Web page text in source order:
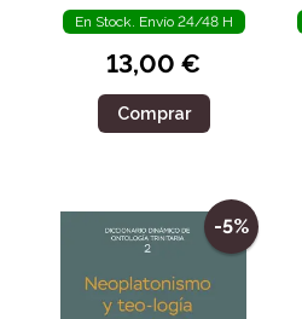
En Stock. Envío 24/48 H
13,00 €
Comprar
-5%